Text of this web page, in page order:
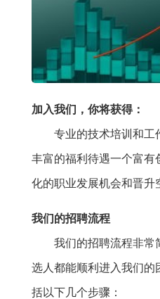
加入我们，你将获得：
专业的技术培训和工
丰富的福利待遇一个富有
化的职业发展机会和晋升
我们的招聘流程
我们的招聘流程非常
选人都能顺利进入我们的
括以下几个步骤：